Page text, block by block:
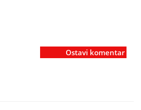
Ostavi komentar